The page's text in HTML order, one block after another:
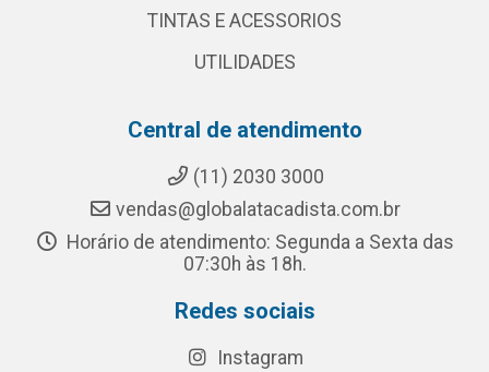
TINTAS E ACESSORIOS
UTILIDADES
Central de atendimento
(11) 2030 3000
vendas@globalatacadista.com.br
Horário de atendimento: Segunda a Sexta das
07:30h às 18h.
Redes sociais
Instagram